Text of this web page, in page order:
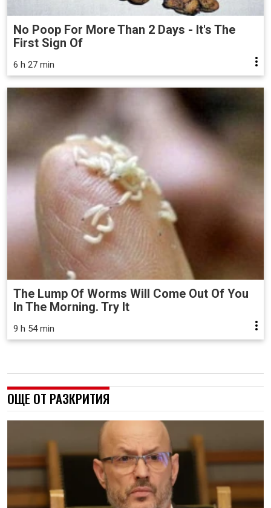
No Poop For More Than 2 Days - It's The
First Sign Of
6 h 27 min
The Lump Of Worms Will Come Out Of You
In The Morning. Try It
9 h 54 min
ОЩЕ ОТ РАЗКРИТИЯ